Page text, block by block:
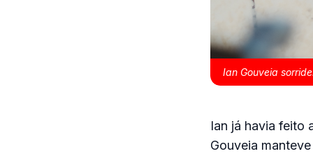
Ian Gouveia
Ian já havia feito
Gouveia